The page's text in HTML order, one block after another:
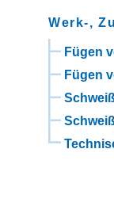
Werk-,
Fügen
Fügen